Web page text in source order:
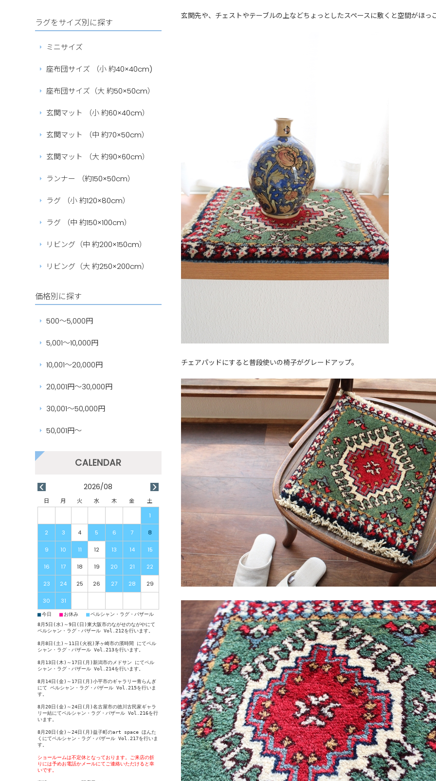
玄関先や、チェストやテーブルの上などちょっとしたスペースに敷くと空間がほっ
チェアパッドにすると普段使いの椅子がグレードアップ。
ラグをサイズ別に探す
ミニサイズ
座布団サイズ （小 約40×40cm)
座布団サイズ（大 約50×50cm）
玄関マット （小 約60×40cm）
玄関マット （中 約70×50cm）
玄関マット （大 約90×60cm）
ランナー （約150×50cm）
ラグ （小 約120×80cm）
ラグ （中 約150×100cm）
リビング（中 約200×150cm）
リビング（大 約250×200cm）
価格別に探す
500～5,000円
5,001～10,000円
10,001～20,000円
20,001円～30,000円
30,001～50,000円
50,001円～
2026/08
日 月 火 水 木 金
土
1
2 3 4 5 6 7 8
9 10 11 12 13 14 15
16 17 18 19 20 21 22
23 24 25 26 27 28 29
30 31
■今日 ■お休み ■ペルシャン・ラグ・バザール
8月5日(水)～9日(日)東大阪市のながせのながやにて
ペルシャン・ラグ・バザール Vol.212を行います。
8月8日(土)～11日(火祝)茅ヶ崎市の濱時間 にてペル
シャン・ラグ・バザール Vol.213を行います。
8月13日(木)～17日(月)新潟市のメドサン にてペル
シャン・ラグ・バザール Vol.214を行います。
8月14日(金)～17日(月)小平市のギャラリー青らんぎ
にてペルシャン・ラグ・バザール Vol.215を行いま
す。
8月20日(金)～24日(月)名古屋市の徳川古民家ギャラ
リー結にてペルシャン・ラグ・バザール Vol.216を行
います。
8月20日(金)～24日(月)益子町のart space ほんた
くにてペルシャン・ラグ・バザール Vol.217を行いま
す。
ショールームは不定休となっております。ご来店の折
りには予めお電話かメールにてご連絡いただけると幸
いです。